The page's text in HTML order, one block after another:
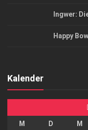
Ingwer:
Happy
Kalender
M D M